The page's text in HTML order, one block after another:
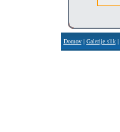
Domov| Galerije slik|